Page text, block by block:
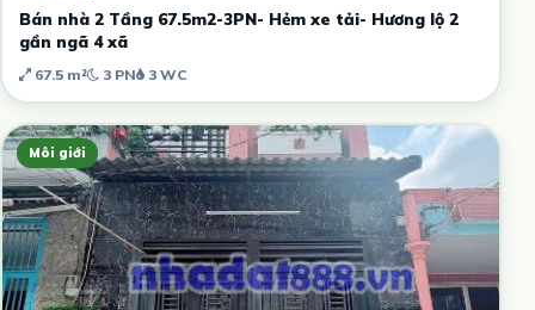
Bán nhà 2 Tầng 67.5m2-3PN- Hẻm xe tải- Hương lộ 2
gần ngã 4 xã
67.5 m² 3 PN 3 WC
Môi giới